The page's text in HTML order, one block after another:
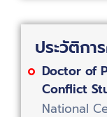
ประวัติกา
Doctor of
Conflict
National